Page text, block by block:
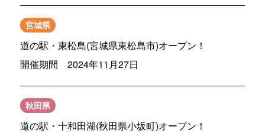
宮城県
道の駅・東松島(宮城県東松島市)オープン！
開催期間 2024年11月27日
秋田県
道の駅・十和田湖(秋田県小坂町)オープン！